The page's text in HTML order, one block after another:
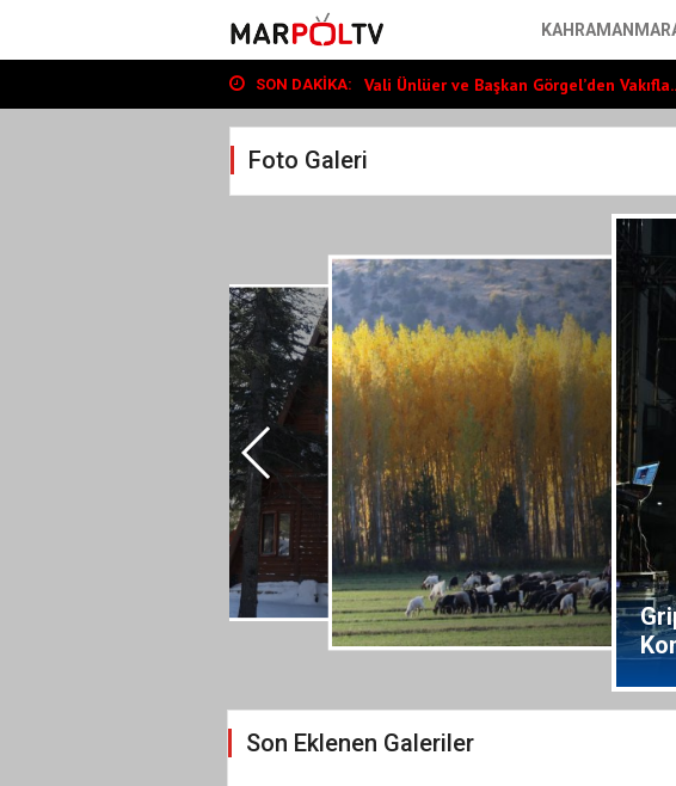
SON DAKIKA:
Başkan Toptaş, mahallelerin yaşam
Vali Ünlüer ve Başkan Görgel’den
Cumhurbaşkanı Erdoğan, Ayser Çalık
Başkan Toptaş, mahallelerin yaşam
Foto Galeri
Son Eklenen Galeriler